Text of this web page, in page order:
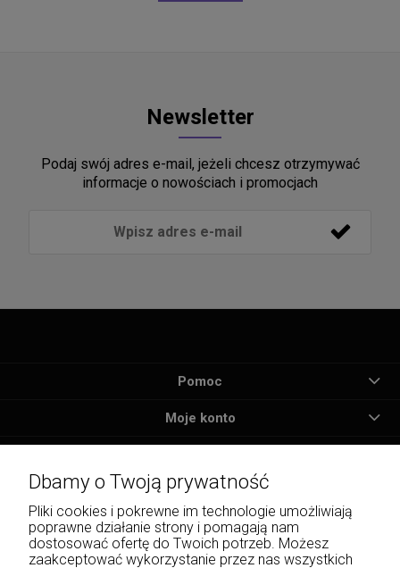
Newsletter
Podaj swój adres e-mail, jeżeli chcesz otrzymywać
informacje o nowościach i promocjach
Pomoc
Moje konto
Informacje
O nas
Dbamy o Twoją prywatność
Pliki cookies i pokrewne im technologie umożliwiają
poprawne działanie strony i pomagają nam
dostosować ofertę do Twoich potrzeb. Możesz
zaakceptować wykorzystanie przez nas wszystkich